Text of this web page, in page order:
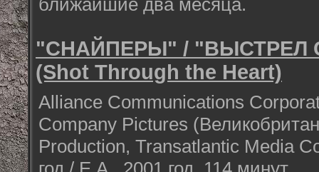
ближайшие два месяца.
"СНАЙПЕРЫ" / "ВЫСТРЕЛ
(Shot Through the Heart)
Alliance Communications
Company Pictures
Production, Transatlantic Media